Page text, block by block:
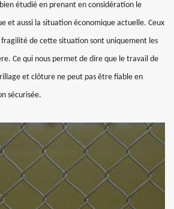
étudié en prenant en considération le
et aussi la situation économique actuelle. Ceux
de cette situation sont uniquement les
Ce qui nous permet de dire que le travail de
et clôture ne peut pas être fiable en
sécurisée.